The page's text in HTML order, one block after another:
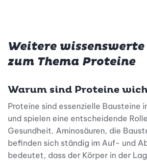
Weitere
zum Thema Proteine
Warum sind Proteine
Proteine sind essenzielle Bausteine
und spielen eine entscheidende
Gesundheit. Aminosäuren, die
befinden sich ständig im Auf- und
bedeutet, dass der Körper in der